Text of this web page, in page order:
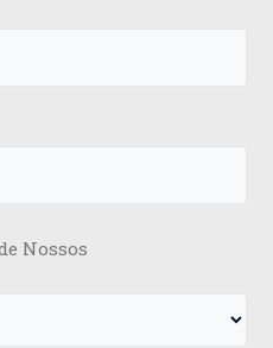
Nossos